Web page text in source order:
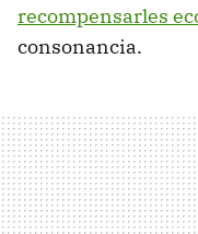
recompensarles
consonancia.